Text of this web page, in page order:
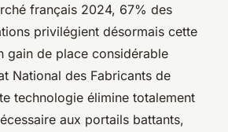
français 2024, 67% des
privilégient désormais cette
gain de place considérable
National des Fabricants de
technologie élimine totalement
aux portails battants,